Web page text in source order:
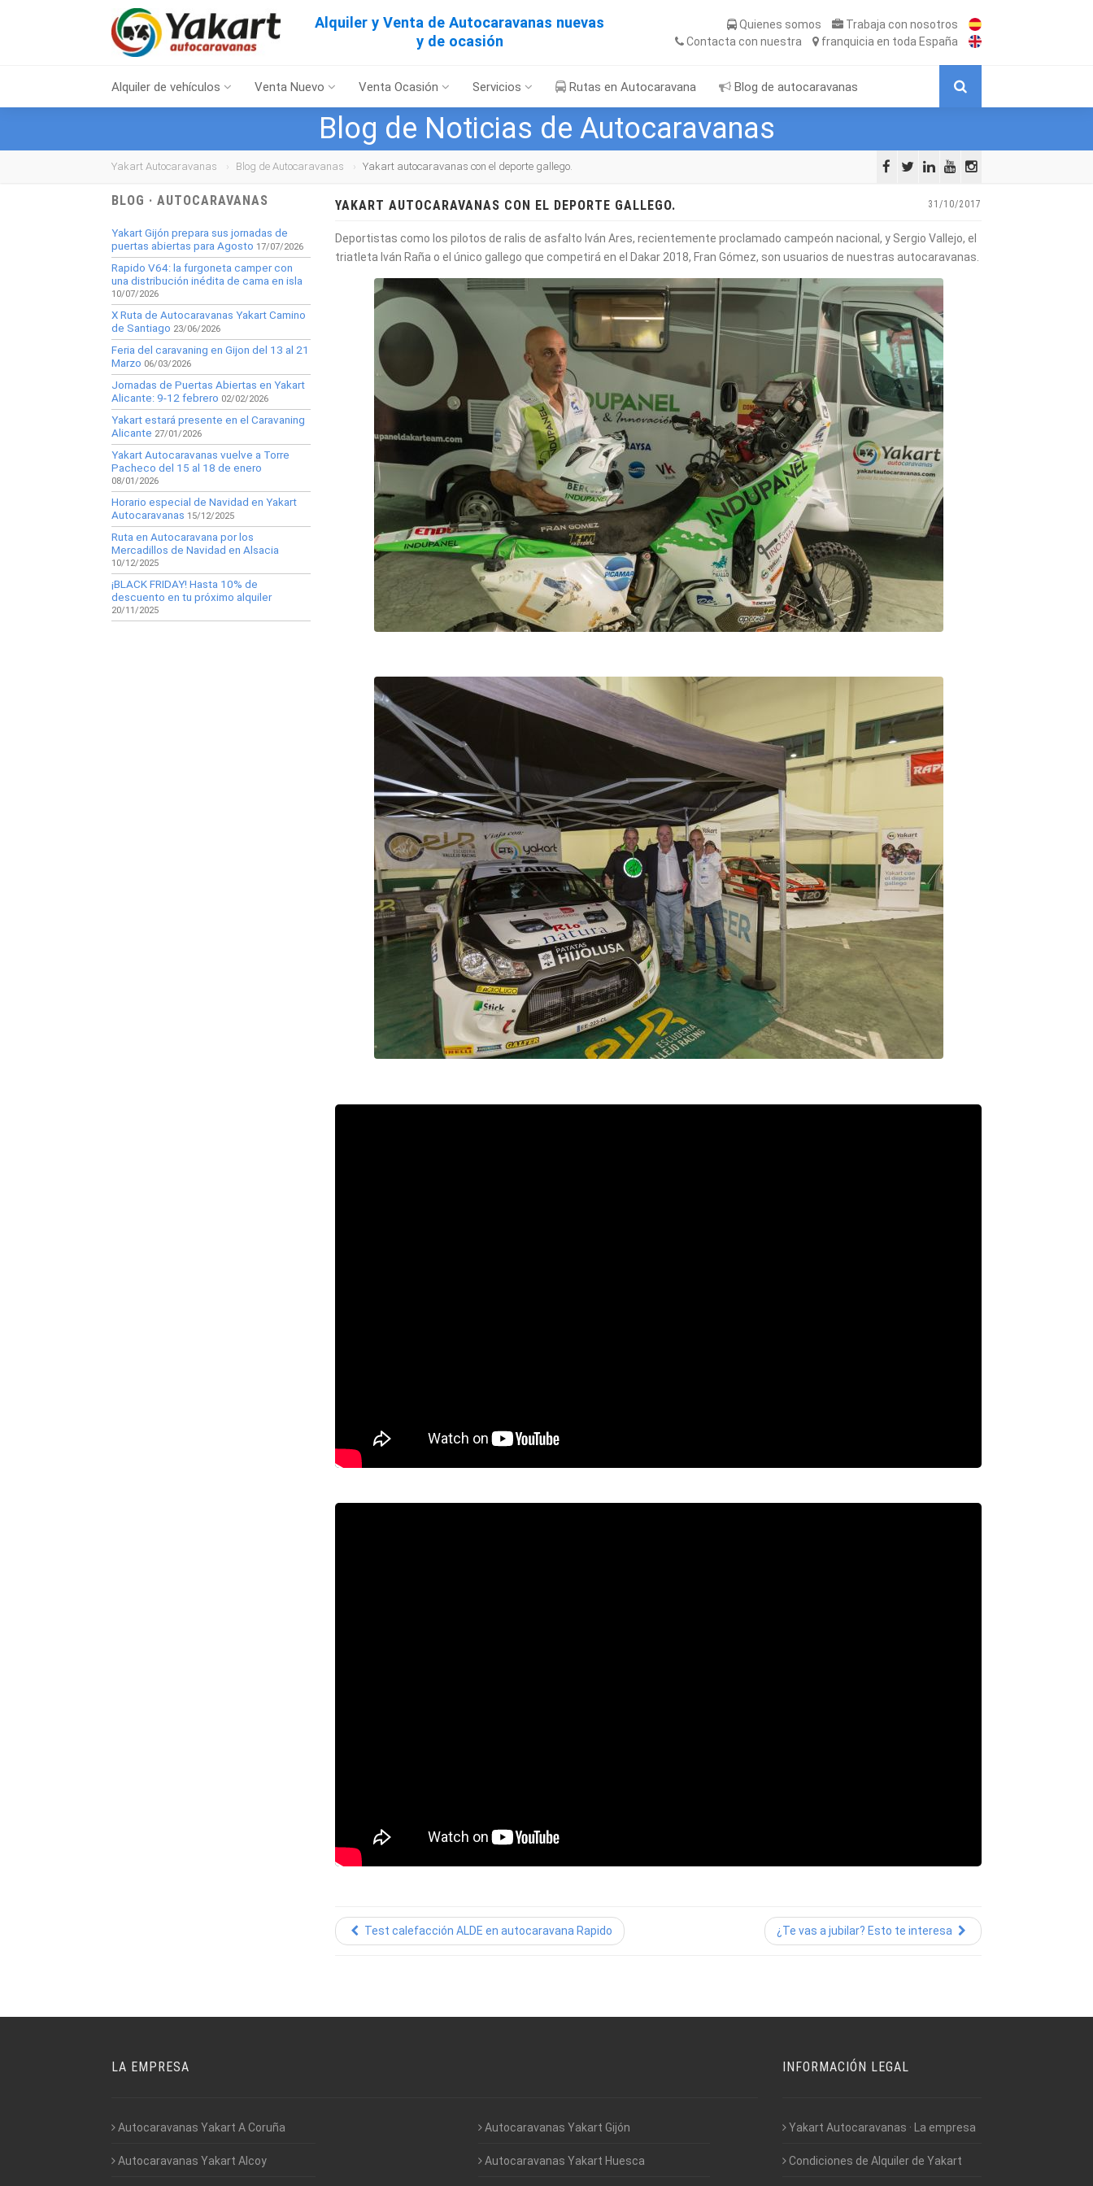
Alquiler y Venta de Autocaravanas nuevas
y de ocasión
Quienes somos Trabaja con nosotros
Contacta con nuestra franquicia en toda España
Alquiler de vehículos Venta Nuevo Venta Ocasión Servicios Rutas en Autocaravana Blog de autocaravanas
Blog de Noticias de Autocaravanas
Yakart Autocaravanas Blog de Autocaravanas Yakart autocaravanas con el deporte gallego.
BLOG · AUTOCARAVANAS
Yakart Gijón prepara sus jornadas de
puertas abiertas para Agosto 17/07/2026
Rapido V64: la furgoneta camper con
una distribución inédita de cama en isla
10/07/2026
X Ruta de Autocaravanas Yakart Camino
de Santiago 23/06/2026
Feria del caravaning en Gijon del 13 al 21
Marzo 06/03/2026
Jornadas de Puertas Abiertas en Yakart
Alicante: 9-12 febrero 02/02/2026
Yakart estará presente en el Caravaning
Alicante 27/01/2026
Yakart Autocaravanas vuelve a Torre
Pacheco del 15 al 18 de enero
08/01/2026
Horario especial de Navidad en Yakart
Autocaravanas 15/12/2025
Ruta en Autocaravana por los
Mercadillos de Navidad en Alsacia
10/12/2025
¡BLACK FRIDAY! Hasta 10% de
descuento en tu próximo alquiler
20/11/2025
YAKART AUTOCARAVANAS CON EL DEPORTE GALLEGO. 31/10/2017
Deportistas como los pilotos de ralis de asfalto Iván Ares, recientemente proclamado campeón nacional, y Sergio Vallejo, el
triatleta Iván Raña o el único gallego que competirá en el Dakar 2018, Fran Gómez, son usuarios de nuestras autocaravanas.
Test calefacción ALDE en autocaravana Rapido ¿Te vas a jubilar? Esto te interesa
LA EMPRESA
Autocaravanas Yakart A Coruña
Autocaravanas Yakart Alcoy
Autocaravanas Yakart Gijón
Autocaravanas Yakart Huesca
INFORMACIÓN LEGAL
Yakart Autocaravanas · La empresa
Condiciones de Alquiler de Yakart